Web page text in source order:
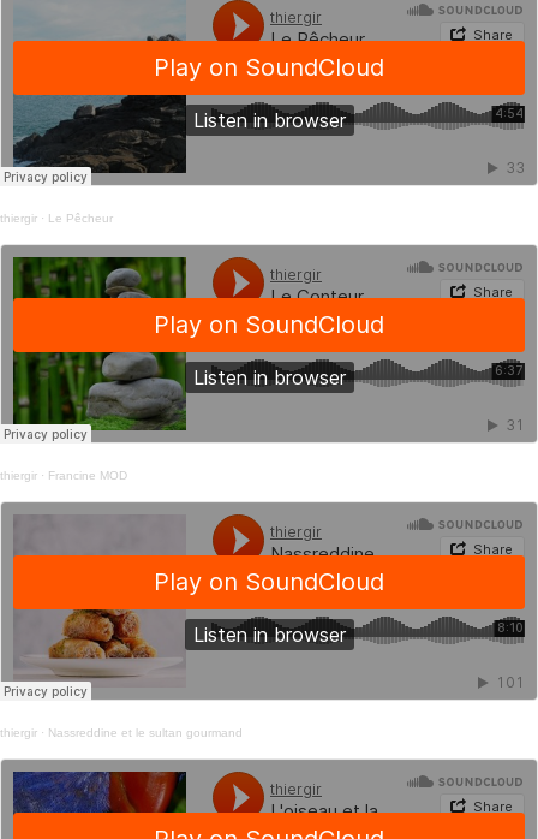
thiergir · Le Pêcheur
thiergir · Francine MOD
thiergir · Nassreddine et le sultan gourmand